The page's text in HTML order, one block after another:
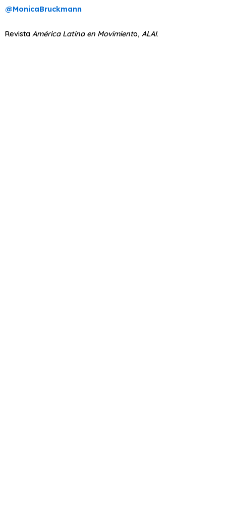
@MonicaBruckmann
Revista América Latina en Movimiento, ALAI.